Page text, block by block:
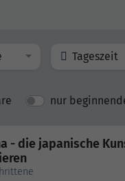
Tageszeit
nur
- die japanische